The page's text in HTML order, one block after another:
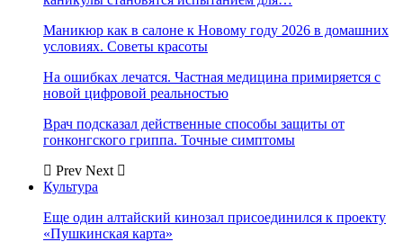
Маникюр как в салоне к Новому году 2026 в домашних
условиях. Советы красоты
На ошибках лечатся. Частная медицина примиряется с
новой цифровой реальностью
Врач подсказал действенные способы защиты от
гонконгского гриппа. Точные симптомы
Prev Next
Культура
Еще один алтайский кинозал присоединился к проекту
«Пушкинская карта»